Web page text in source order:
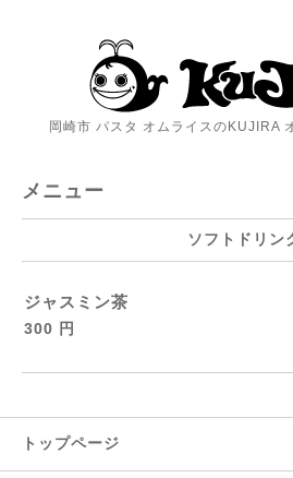
岡崎市 パスタ オムライスのKUJIRA
メニュー
ソフトドリン
ジャスミン茶
300 円
トップページ